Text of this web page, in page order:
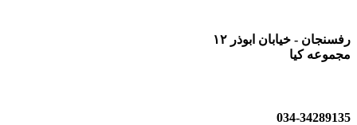
رفسنجان - خیابان ابوذر ۱۲
مجموعه کیا
034-34289135